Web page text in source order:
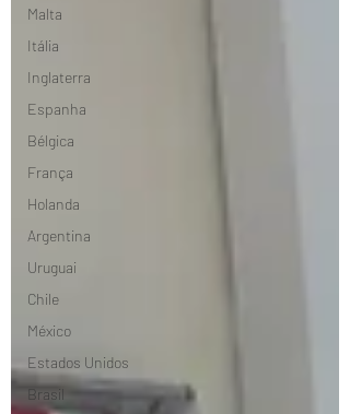
Malta
Itália
Inglaterra
Espanha
Bélgica
França
Holanda
Argentina
Uruguai
Chile
México
Estados Unidos
Brasil